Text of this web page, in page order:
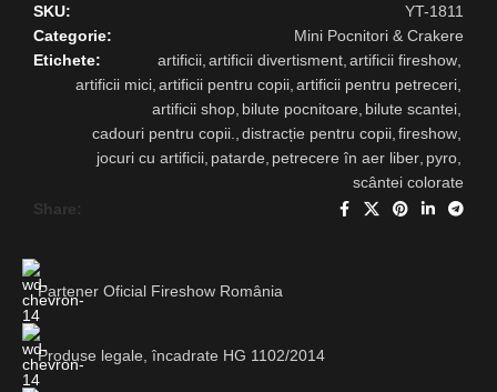
SKU:
YT-1811
Categorie:
Mini Pocnitori & Crakere
Etichete:
artificii artificii divertisment artificii fireshow
artificii mici artificii pentru copii artificii pentru petreceri
artificii shop bilute pocnitoare bilute scantei
cadouri pentru copii.
distracție pentru copii fireshow
jocuri cu artificii patarde petrecere în aer liber pyro
scântei colorate
Share:
Partener Oficial Fireshow România
Produse legale, încadrate HG 1102/2014